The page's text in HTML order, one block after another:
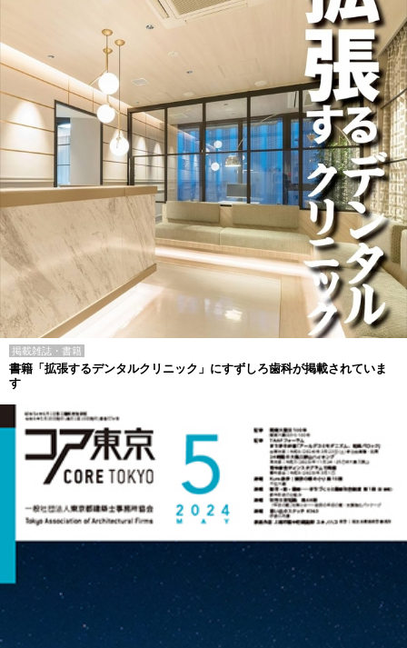
掲載雑誌・書籍
書籍「拡張するデンタルクリニック」にすずしろ歯科が掲載されていま
す